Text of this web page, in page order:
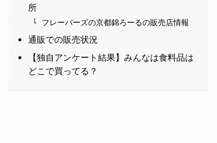
所
フレーバーズの京都錦ろーるの販売店情報
通販での販売状況
【独自アンケート結果】みんなは食料品は
どこで買ってる？